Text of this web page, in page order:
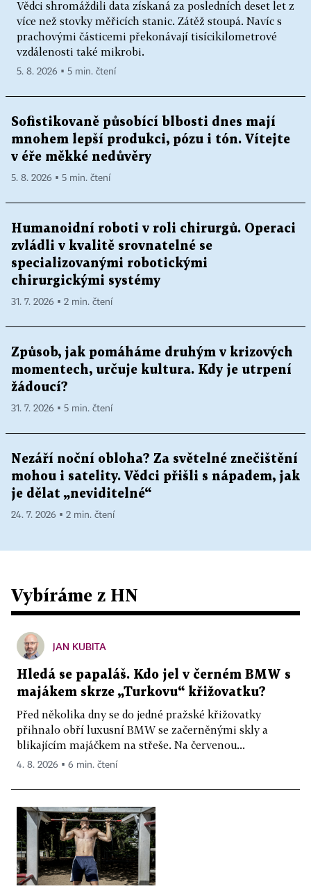
Vědci shromáždili data získaná za posledních deset let z
více než stovky měřicích stanic. Zátěž stoupá. Navíc s
prachovými částicemi překonávají tisícikilometrové
vzdálenosti také mikrobi.
5. 8. 2026 ▪ 5 min. čtení
Sofistikovaně působící blbosti dnes mají
mnohem lepší produkci, pózu i tón. Vítejte
v éře měkké nedůvěry
5. 8. 2026 ▪ 5 min. čtení
Humanoidní roboti v roli chirurgů. Operaci
zvládli v kvalitě srovnatelné se
specializovanými robotickými
chirurgickými systémy
31. 7. 2026 ▪ 2 min. čtení
Způsob, jak pomáháme druhým v krizových
momentech, určuje kultura. Kdy je utrpení
žádoucí?
31. 7. 2026 ▪ 5 min. čtení
Nezáří noční obloha? Za světelné znečištění
mohou i satelity. Vědci přišli s nápadem, jak
je dělat „neviditelné“
24. 7. 2026 ▪ 2 min. čtení
Vybíráme z HN
JAN KUBITA
Hledá se papaláš. Kdo jel v černém BMW s
majákem skrze „Turkovu“ křižovatku?
Před několika dny se do jedné pražské křižovatky
přihnalo obří luxusní BMW se začerněnými skly a
blikajícím majáčkem na střeše. Na červenou...
4. 8. 2026 ▪ 6 min. čtení